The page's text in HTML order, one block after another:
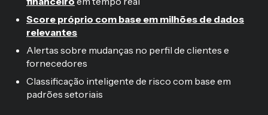
Score próprio com base em milhões de dados
relevantes
Alertas sobre mudanças no perfil de clientes e
fornecedores
Classificação inteligente de risco com base em
padrões setoriais